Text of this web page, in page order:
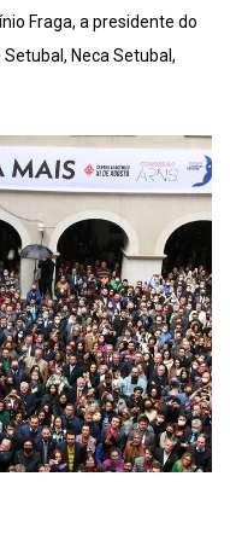
Fraga, a presidente do
Neca Setubal,